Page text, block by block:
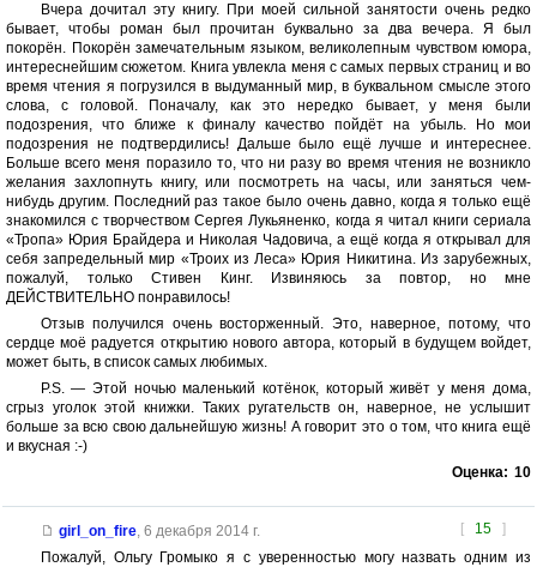
Вчера дочитал эту книгу. При моей сильной занятости очень редко
бывает, чтобы роман был прочитан буквально за два вечера. Я был
покорён. Покорён замечательным языком, великолепным чувством юмора,
интереснейшим сюжетом. Книга увлекла меня с самых первых страниц и во
время чтения я погрузился в выдуманный мир, в буквальном смысле этого
слова, с головой. Поначалу, как это нередко бывает, у меня были
подозрения, что ближе к финалу качество пойдёт на убыль. Но мои
подозрения не подтвердились! Дальше было ещё лучше и интереснее.
Больше всего меня поразило то, что ни разу во время чтения не возникло
желания захлопнуть книгу, или посмотреть на часы, или заняться чем-
нибудь другим. Последний раз такое было очень давно, когда я только ещё
знакомился с творчеством Сергея Лукьяненко, когда я читал книги сериала
«Тропа» Юрия Брайдера и Николая Чадовича, а ещё когда я открывал для
себя запредельный мир «Троих из Леса» Юрия Никитина. Из зарубежных,
пожалуй, только Стивен Кинг. Извиняюсь за повтор, но мне
ДЕЙСТВИТЕЛЬНО понравилось!
Отзыв получился очень восторженный. Это, наверное, потому, что
сердце моё радуется открытию нового автора, который в будущем войдет,
может быть, в список самых любимых.
P.S. — Этой ночью маленький котёнок, который живёт у меня дома,
сгрыз уголок этой книжки. Таких ругательств он, наверное, не услышит
больше за всю свою дальнейшую жизнь! А говорит это о том, что книга ещё
и вкусная :-)
Оценка: 10
[ 15 ]
girl_on_fire, 6 декабря 2014 г.
Пожалуй, Ольгу Громыко я с уверенностью могу назвать одним из